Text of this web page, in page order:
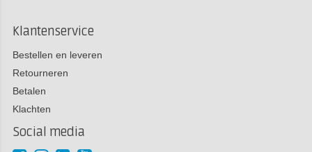
Klantenservice
Bestellen en leveren
Retourneren
Betalen
Klachten
Social media